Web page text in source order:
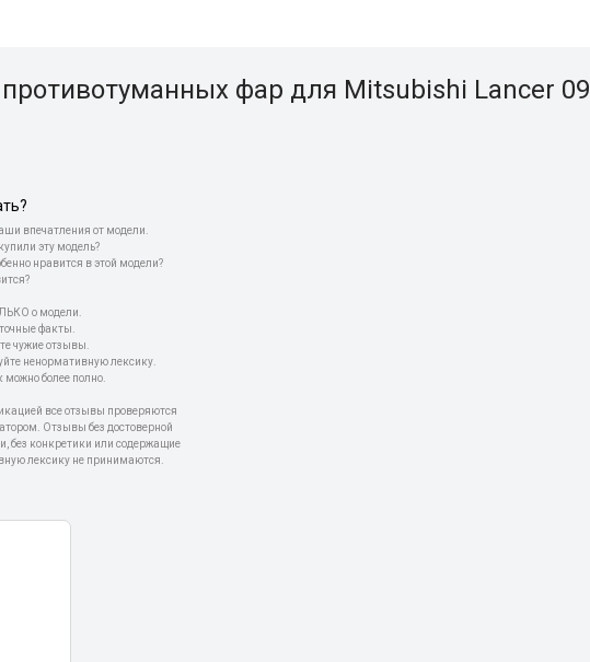
фар для Mitsubishi Lanсer 09
впечатления от модели.
эту модель?
нравится в этой модели?
о модели.
факты.
чужие отзывы.
ненормативную лексику.
более полно.
все отзывы проверяются
Отзывы без достоверной
без конкретики или содержащие
лексику не принимаются.